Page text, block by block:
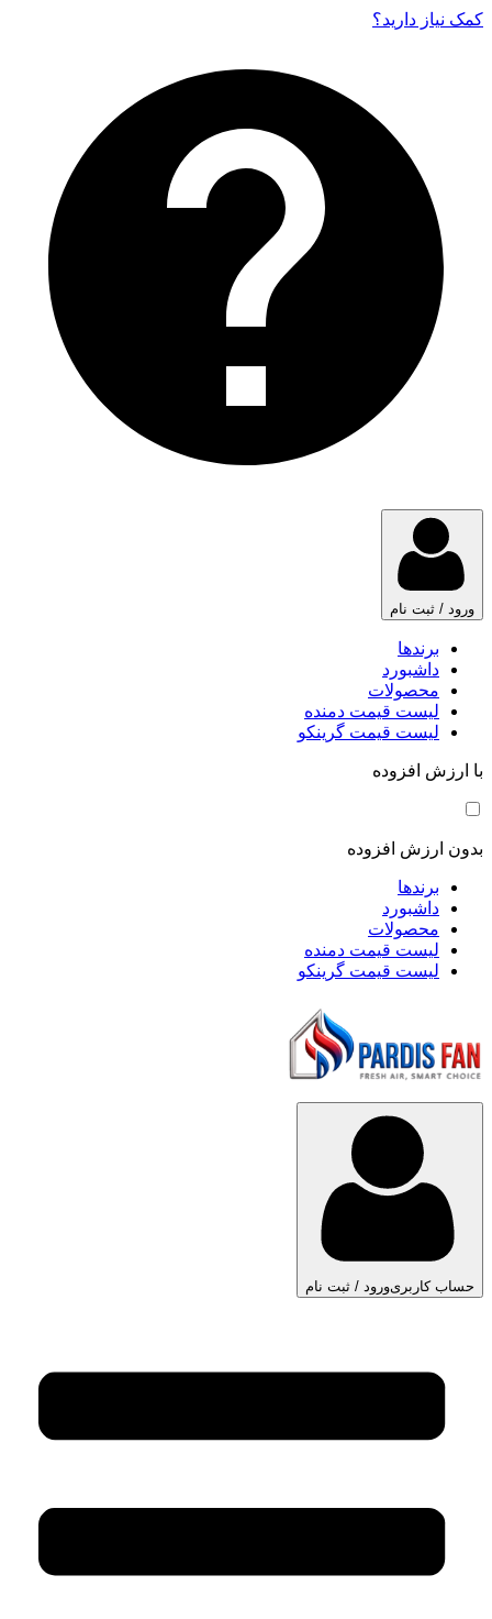
کمک نیاز دارید‌؟
ورود / ثبت نام
برندها
داشبورد
محصولات
لیست قیمت دمنده
لیست قیمت گرینکو
با ارزش افزوده
بدون ارزش افزوده
برندها
داشبورد
محصولات
لیست قیمت دمنده
لیست قیمت گرینکو
حساب کاربریورود / ثبت نام